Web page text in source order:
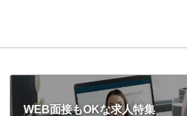
WEB面接もOKな求人特集